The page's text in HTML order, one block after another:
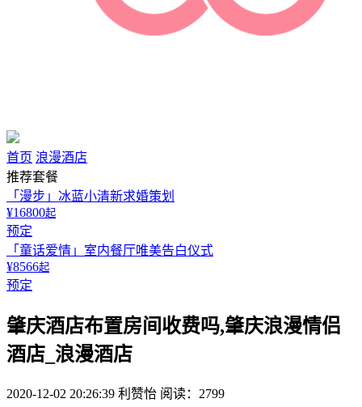
首页 浪漫酒店
推荐套餐
「漫步」冰蓝小清新求婚策划
¥16800起
预定
「童话爱情」室内餐厅唯美告白仪式
¥8566起
预定
肇庆酒店布置房间收费吗,肇庆浪漫情侣
酒店_浪漫酒店
2020-12-02 20:26:39 利赞怡 阅读：2799